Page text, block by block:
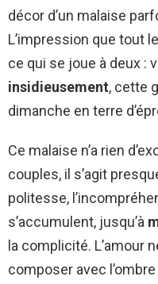
décor d’un malaise
L’impression que tout
ce qui se joue à deux :
insidieusement, cette
dimanche en terre
Ce malaise n’a rien
couples, il s’agit
politesse,
s’accumulent, jusqu’à
la complicité. L’amour
composer avec